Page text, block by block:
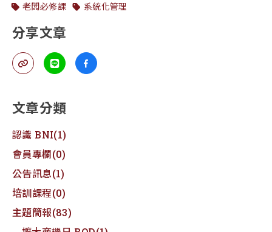
老闆必修課
系統化管理
分享文章
文章分類
認識 BNI(1)
會員專欄(0)
公告訊息(1)
培訓課程(0)
主題簡報(83)